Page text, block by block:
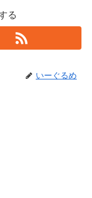
る
いーぐるめ